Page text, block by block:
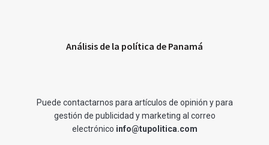
Análisis de la política de Panamá
Puede contactarnos para artículos de opinión y para
gestión de publicidad y marketing al correo
electrónico info@tupolitica.com